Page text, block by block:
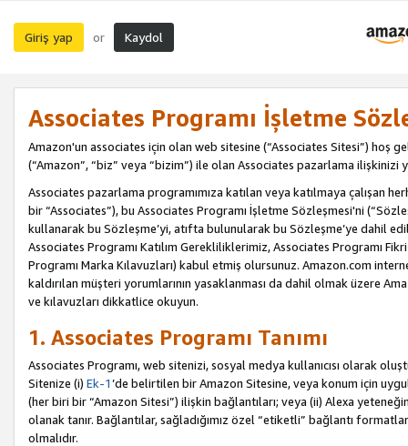
Giriş yap or Kaydol
Associates Programı İşletme
Amazon'un associates için olan web sitesine (“Associates Sitesi”) hoş
(“Amazon”, “biz” veya “bizim”) ile olan Associates pazarlama ilişkinizi
Associates pazarlama programımıza katılan veya katılmaya çalışan
bir “Associates”), bu Associates Programı İşletme Sözleşmesi'ni
kullanarak bu Sözleşme’yi, atıfta bulunularak bu Sözleşme’ye dahil
Associates Programı Katılım Gerekliliklerimiz, Associates Programı
Programı Marka Kılavuzları) kabul etmiş olursunuz. Amazon.com
kaldırılan müşteri yorumlarının yasaklanması da dahil olmak üzere
ve kılavuzları dikkatlice okuyun.
1. Associates Programı Tanımı
Associates Programı, web sitenizi, sosyal medya kullanıcısı olarak
Sitenize (i) Ek-1’de belirtilen bir Amazon Sitesine, veya konum için
(her biri bir “Amazon Sitesi”) ilişkin bağlantıları; veya (ii) Alexa
olanak tanır. Bağlantılar, sağladığımız özel “etiketli” bağlantı
olmalıdır.